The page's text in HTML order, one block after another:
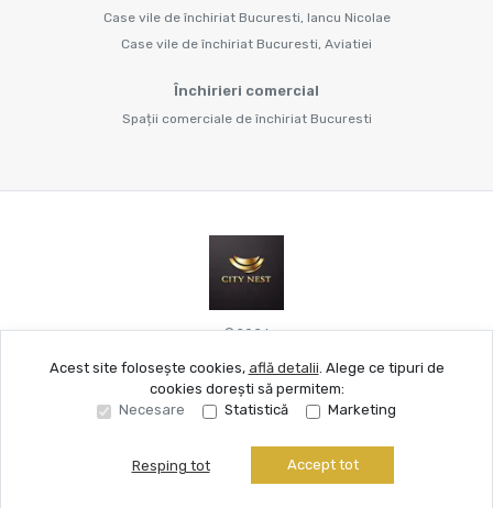
Sună acum Solicită vizionare
Case vile de închiriat Bucuresti, Iancu Nicolae
Case vile de închiriat Bucuresti, Aviatiei
Închirieri comercial
Spații comerciale de închiriat Bucuresti
©2026
Site creat în
Acest site folosește cookies, află detalii. Alege ce tipuri de
cookies dorești să permitem:
Necesare
Statistică Marketing
Resping tot Accept tot